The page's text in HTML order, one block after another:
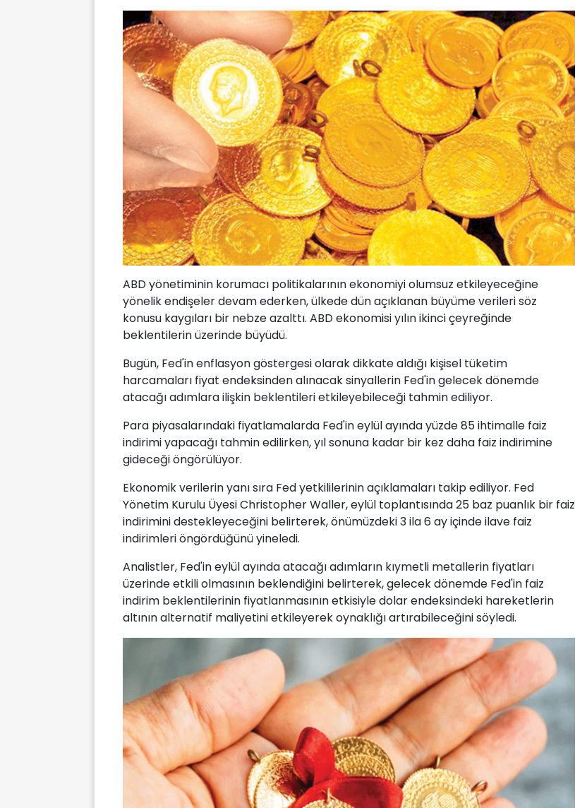
ABD yönetiminin korumacı politikalarının ekonomiyi olumsuz etkileyeceğine
yönelik endişeler devam ederken, ülkede dün açıklanan büyüme verileri söz
konusu kaygıları bir nebze azalttı. ABD ekonomisi yılın ikinci çeyreğinde
beklentilerin üzerinde büyüdü.
Bugün, Fed'in enflasyon göstergesi olarak dikkate aldığı kişisel tüketim
harcamaları fiyat endeksinden alınacak sinyallerin Fed'in gelecek dönemde
atacağı adımlara ilişkin beklentileri etkileyebileceği tahmin ediliyor.
Para piyasalarındaki fiyatlamalarda Fed'in eylül ayında yüzde 85 ihtimalle faiz
indirimi yapacağı tahmin edilirken, yıl sonuna kadar bir kez daha faiz indirimine
gideceği öngörülüyor.
Ekonomik verilerin yanı sıra Fed yetkililerinin açıklamaları takip ediliyor. Fed
Yönetim Kurulu Üyesi Christopher Waller, eylül toplantısında 25 baz puanlık bir faiz
indirimini destekleyeceğini belirterek, önümüzdeki 3 ila 6 ay içinde ilave faiz
indirimleri öngördüğünü yineledi.
Analistler, Fed'in eylül ayında atacağı adımların kıymetli metallerin fiyatları
üzerinde etkili olmasının beklendiğini belirterek, gelecek dönemde Fed'in faiz
indirim beklentilerinin fiyatlanmasının etkisiyle dolar endeksindeki hareketlerin
altının alternatif maliyetini etkileyerek oynaklığı artırabileceğini söyledi.